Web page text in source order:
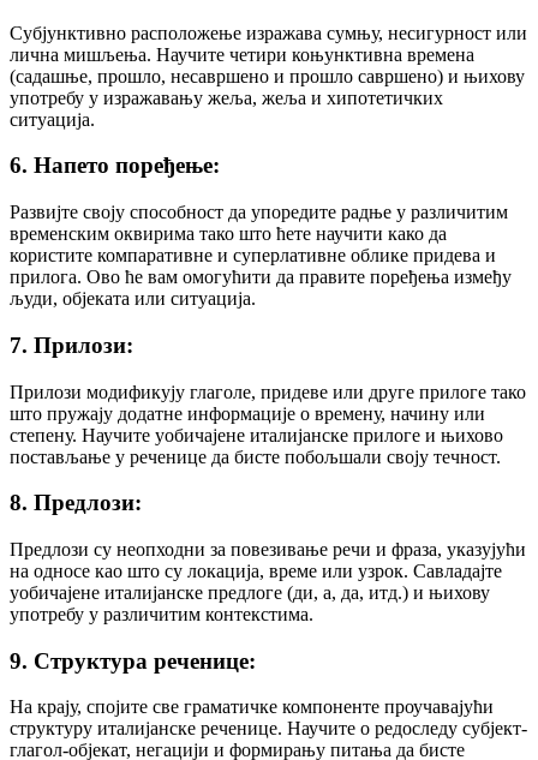
Субјунктивно расположење изражава сумњу, несигурност или
лична мишљења. Научите четири коњунктивна времена
(садашње, прошло, несавршено и прошло савршено) и њихову
употребу у изражавању жеља, жеља и хипотетичких
ситуација.
6. Напето поређење:
Развијте своју способност да упоредите радње у различитим
временским оквирима тако што ћете научити како да
користите компаративне и суперлативне облике придева и
прилога. Ово ће вам омогућити да правите поређења између
људи, објеката или ситуација.
7. Прилози:
Прилози модификују глаголе, придеве или друге прилоге тако
што пружају додатне информације о времену, начину или
степену. Научите уобичајене италијанске прилоге и њихово
постављање у реченице да бисте побољшали своју течност.
8. Предлози:
Предлози су неопходни за повезивање речи и фраза, указујући
на односе као што су локација, време или узрок. Савладајте
уобичајене италијанске предлоге (ди, а, да, итд.) и њихову
употребу у различитим контекстима.
9. Структура реченице:
На крају, спојите све граматичке компоненте проучавајући
структуру италијанске реченице. Научите о редоследу субјект-
глагол-објекат, негацији и формирању питања да бисте